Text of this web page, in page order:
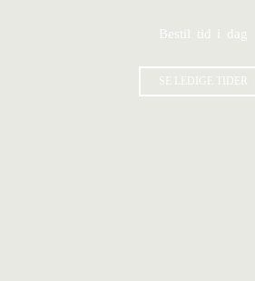
Bestil tid i dag
SE LEDIGE TIDER